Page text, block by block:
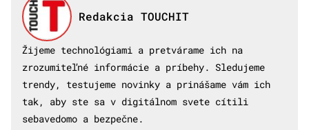
Redakcia TOUCHIT
Žijeme technológiami a pretvárame ich na
zrozumiteľné informácie a príbehy. Sledujeme
trendy, testujeme novinky a prinášame vám ich
tak, aby ste sa v digitálnom svete cítili
sebavedomo a bezpečne.